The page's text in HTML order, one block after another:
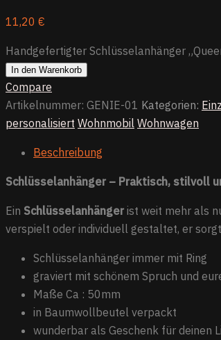
11,20 €
Handgefertigter Schlüsselanhänger
In den Warenkorb
Compare
Artikelnummer: GENIE-01 Kategorien:
personalisiert Wohnmobil Wohnwagen
Beschreibung
Schlüsselanhänger – Praktisch, stilvoll
Ein Schlüsselanhänger ist weit mehr als
verspielt oder individuell gestaltet, er
Schlüsselanhänger immer mit Ring
graviert mit schönem Spruch und
Maße Ca : 50mm
in Baumwollbeutel verpackt
wunderbar als Geschenk für deinen